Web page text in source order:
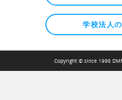
学校法人
Copyright © since 1998